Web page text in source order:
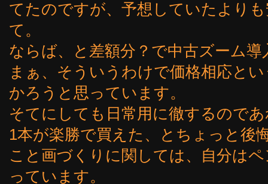
てたのですが、予想していたより
て。
ならば、と差額分？で中古ズーム
まぁ、そういうわけで価格相応と
かろうと思っています。
そてにしても日常用に徹するので
1本が楽勝で買えた、とちょっと後
こと画づくりに関しては、自分は
っています。